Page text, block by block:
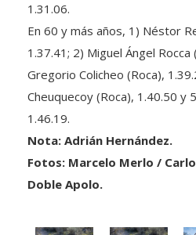
En 60 y más años, 1) Néstor
1.37.41; 2) Miguel Ángel Rocca
Gregorio Colicheo (Roca),
Cheuquecoy (Roca), 1.40.50 y
1.46.19.
Nota: Adrián Hernández.
Fotos: Marcelo Merlo /
Doble Apolo.